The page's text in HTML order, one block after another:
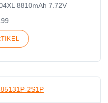
8810mAh 7.72V